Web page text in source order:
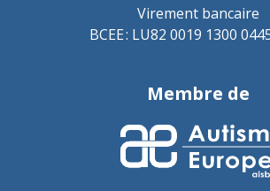
Virement bancaire
BCEE : LU82 0019 1300
Membre de